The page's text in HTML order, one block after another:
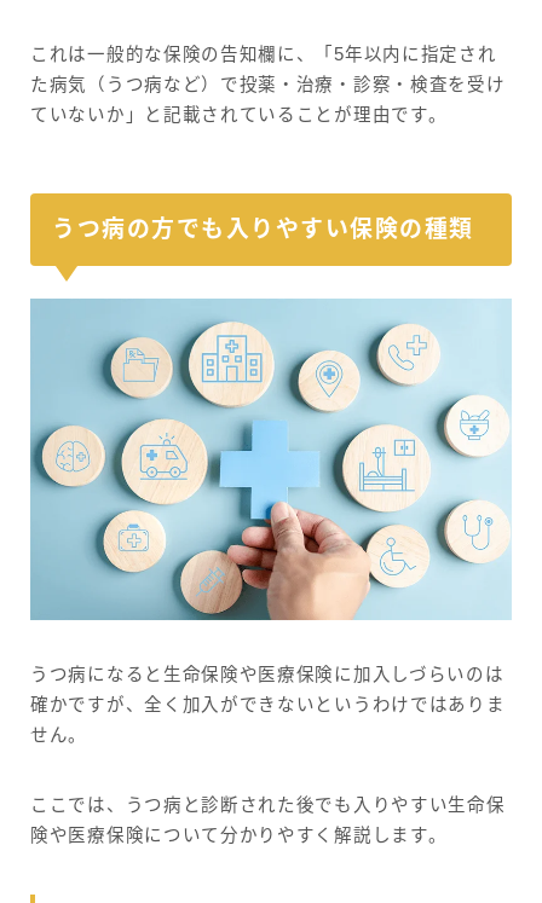
これは一般的な保険の告知欄に、「5年以内に指定され
た病気（うつ病など）で投薬・治療・診察・検査を受け
ていないか」と記載されていることが理由です。
うつ病の方でも入りやすい保険の種類
うつ病になると生命保険や医療保険に加入しづらいのは
確かですが、全く加入ができないというわけではありま
せん。
ここでは、うつ病と診断された後でも入りやすい生命保
険や医療保険について分かりやすく解説します。